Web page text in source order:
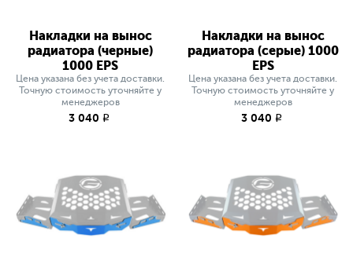
Накладки на вынос
радиатора (черные)
1000 EPS
Цена указана без учета доставки.
Точную стоимость уточняйте у
менеджеров
3 040 q
Накладки на вынос
радиатора (серые) 1000
EPS
Цена указана без учета доставки.
Точную стоимость уточняйте у
менеджеров
3 040 q